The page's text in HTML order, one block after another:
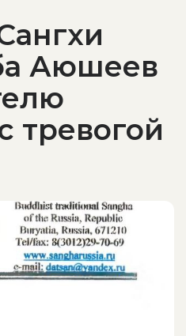
Аюшеев
тревогой